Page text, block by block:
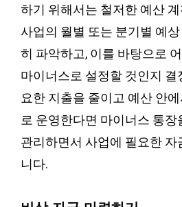
하기 위해서는 철저한 예산
사업의 월별 또는 분기별 예
히 파악하고, 이를 바탕으로
마이너스로 설정할 것인지 결
요한 지출을 줄이고 예산 안
로 운영한다면 마이너스 통장
관리하면서 사업에 필요한 자
니다.